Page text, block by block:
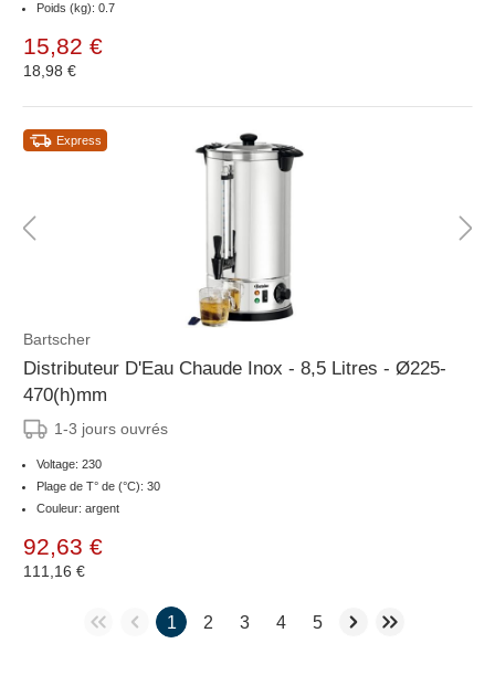
Poids (kg): 0.7
15,82 €
18,98 €
Express
Bartscher
Distributeur D'Eau Chaude Inox - 8,5 Litres - Ø225-
470(h)mm
1-3 jours ouvrés
Voltage: 230
Plage de T° de (°C): 30
Couleur: argent
92,63 €
111,16 €
1 2 3 4 5